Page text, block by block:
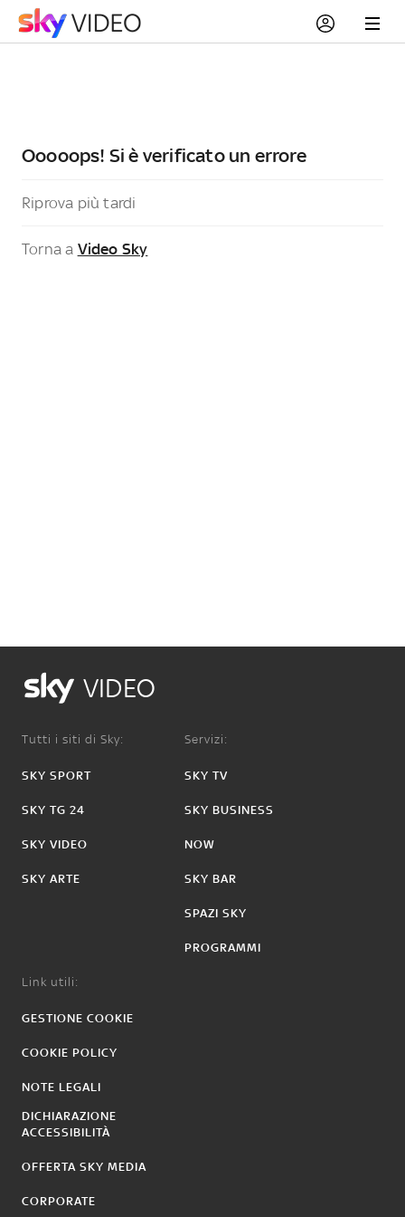
Ooooops! Si è verificato un errore
Riprova più tardi
Torna a Video Sky
VIDEO
Tutti i siti di Sky:
SKY SPORT
SKY TG 24
SKY VIDEO
SKY ARTE
Servizi:
SKY TV
SKY BUSINESS
NOW
SKY BAR
SPAZI SKY
PROGRAMMI
Link utili:
GESTIONE COOKIE
COOKIE POLICY
NOTE LEGALI
DICHIARAZIONE
ACCESSIBILITÀ
OFFERTA SKY MEDIA
CORPORATE